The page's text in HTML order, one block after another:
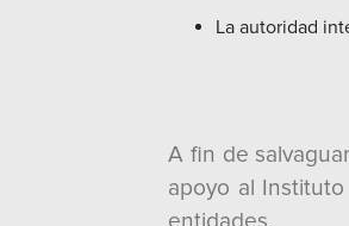
La autoridad
A fin de
apoyo al